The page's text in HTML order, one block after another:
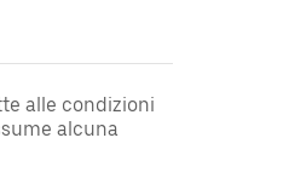
alle condizioni
alcuna